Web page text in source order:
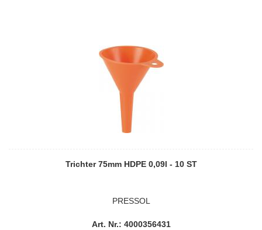
Trichter 75mm HDPE 0,09l - 10 ST
PRESSOL
Art. Nr.: 4000356431